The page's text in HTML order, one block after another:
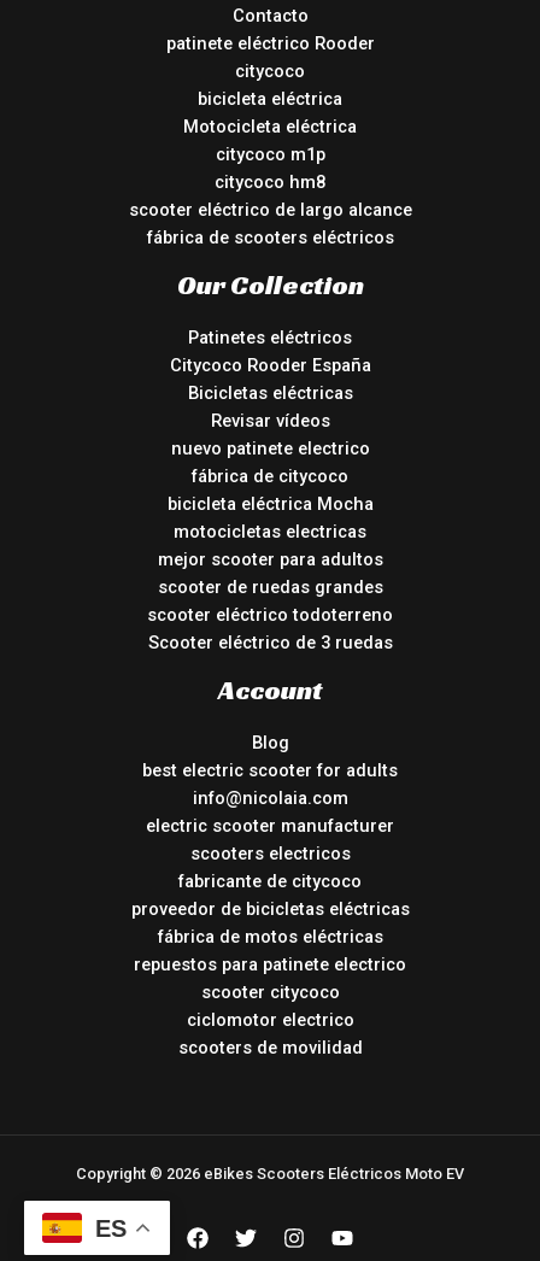
Contacto
patinete eléctrico Rooder
citycoco
bicicleta eléctrica
Motocicleta eléctrica
citycoco m1p
citycoco hm8
scooter eléctrico de largo alcance
fábrica de scooters eléctricos
Our Collection
Patinetes eléctricos
Citycoco Rooder España
Bicicletas eléctricas
Revisar vídeos
nuevo patinete electrico
fábrica de citycoco
bicicleta eléctrica Mocha
motocicletas electricas
mejor scooter para adultos
scooter de ruedas grandes
scooter eléctrico todoterreno
Scooter eléctrico de 3 ruedas
Account
Blog
best electric scooter for adults
info@nicolaia.com
electric scooter manufacturer
scooters electricos
fabricante de citycoco
proveedor de bicicletas eléctricas
fábrica de motos eléctricas
repuestos para patinete electrico
scooter citycoco
ciclomotor electrico
scooters de movilidad
Copyright © 2026 eBikes Scooters Eléctricos Moto EV
ES